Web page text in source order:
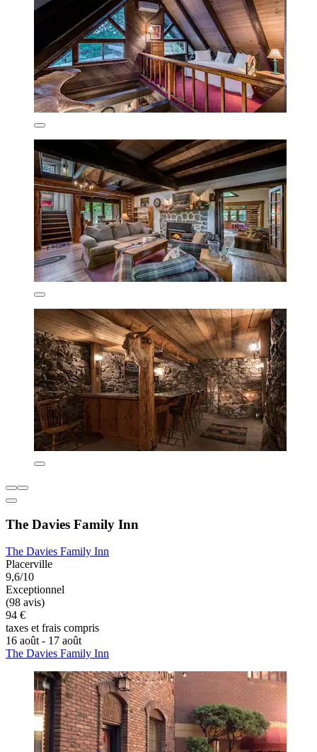
The Davies Family Inn
The Davies Family Inn
Placerville
9,6/10
Exceptionnel
(98 avis)
94 €
taxes et frais compris
16 août - 17 août
The Davies Family Inn